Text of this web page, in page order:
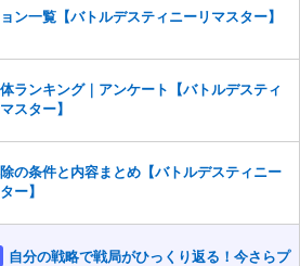
ン一覧【バトルデスティニーリマスター】
ランキング｜アンケート【バトルデスティ
スター】
の条件と内容まとめ【バトルデスティニー
ー】
自分の戦略で戦局がひっくり返る！今さらプ